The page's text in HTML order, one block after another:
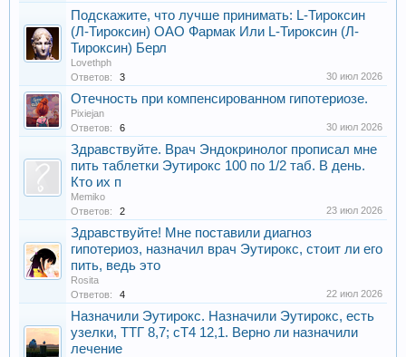
Подскажите, что лучше принимать: L-Тироксин
(Л-Тироксин) ОАО Фармак Или L-Тироксин (Л-
Тироксин) Берл
Lovethph
Ответов:
3 30 июл 2026
Отечность при компенсированном гипотериозе.
Pixiejan
Ответов:
6 30 июл 2026
Здравствуйте. Врач Эндокринолог прописал мне
пить таблетки Эутирокс 100 по 1/2 таб. В день.
Кто их п
Memiko
Ответов:
2 23 июл 2026
Здравствуйте! Мне поставили диагноз
гипотериоз, назначил врач Эутирокс, стоит ли его
пить, ведь это
Rosita
Ответов:
4 22 июл 2026
Назначили Эутирокс. Назначили Эутирокс, есть
узелки, ТТГ 8,7; сТ4 12,1. Верно ли назначили
лечение